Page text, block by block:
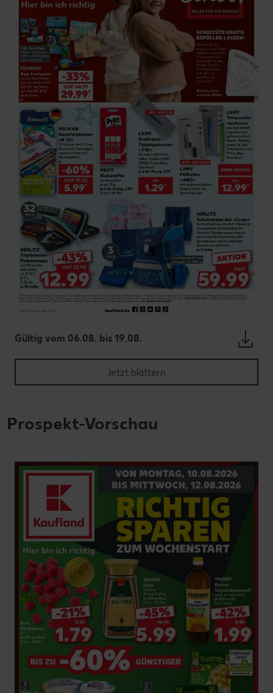
Gültig vom 06.08. bis 19.08.
Jetzt blättern
Prospekt-Vorschau